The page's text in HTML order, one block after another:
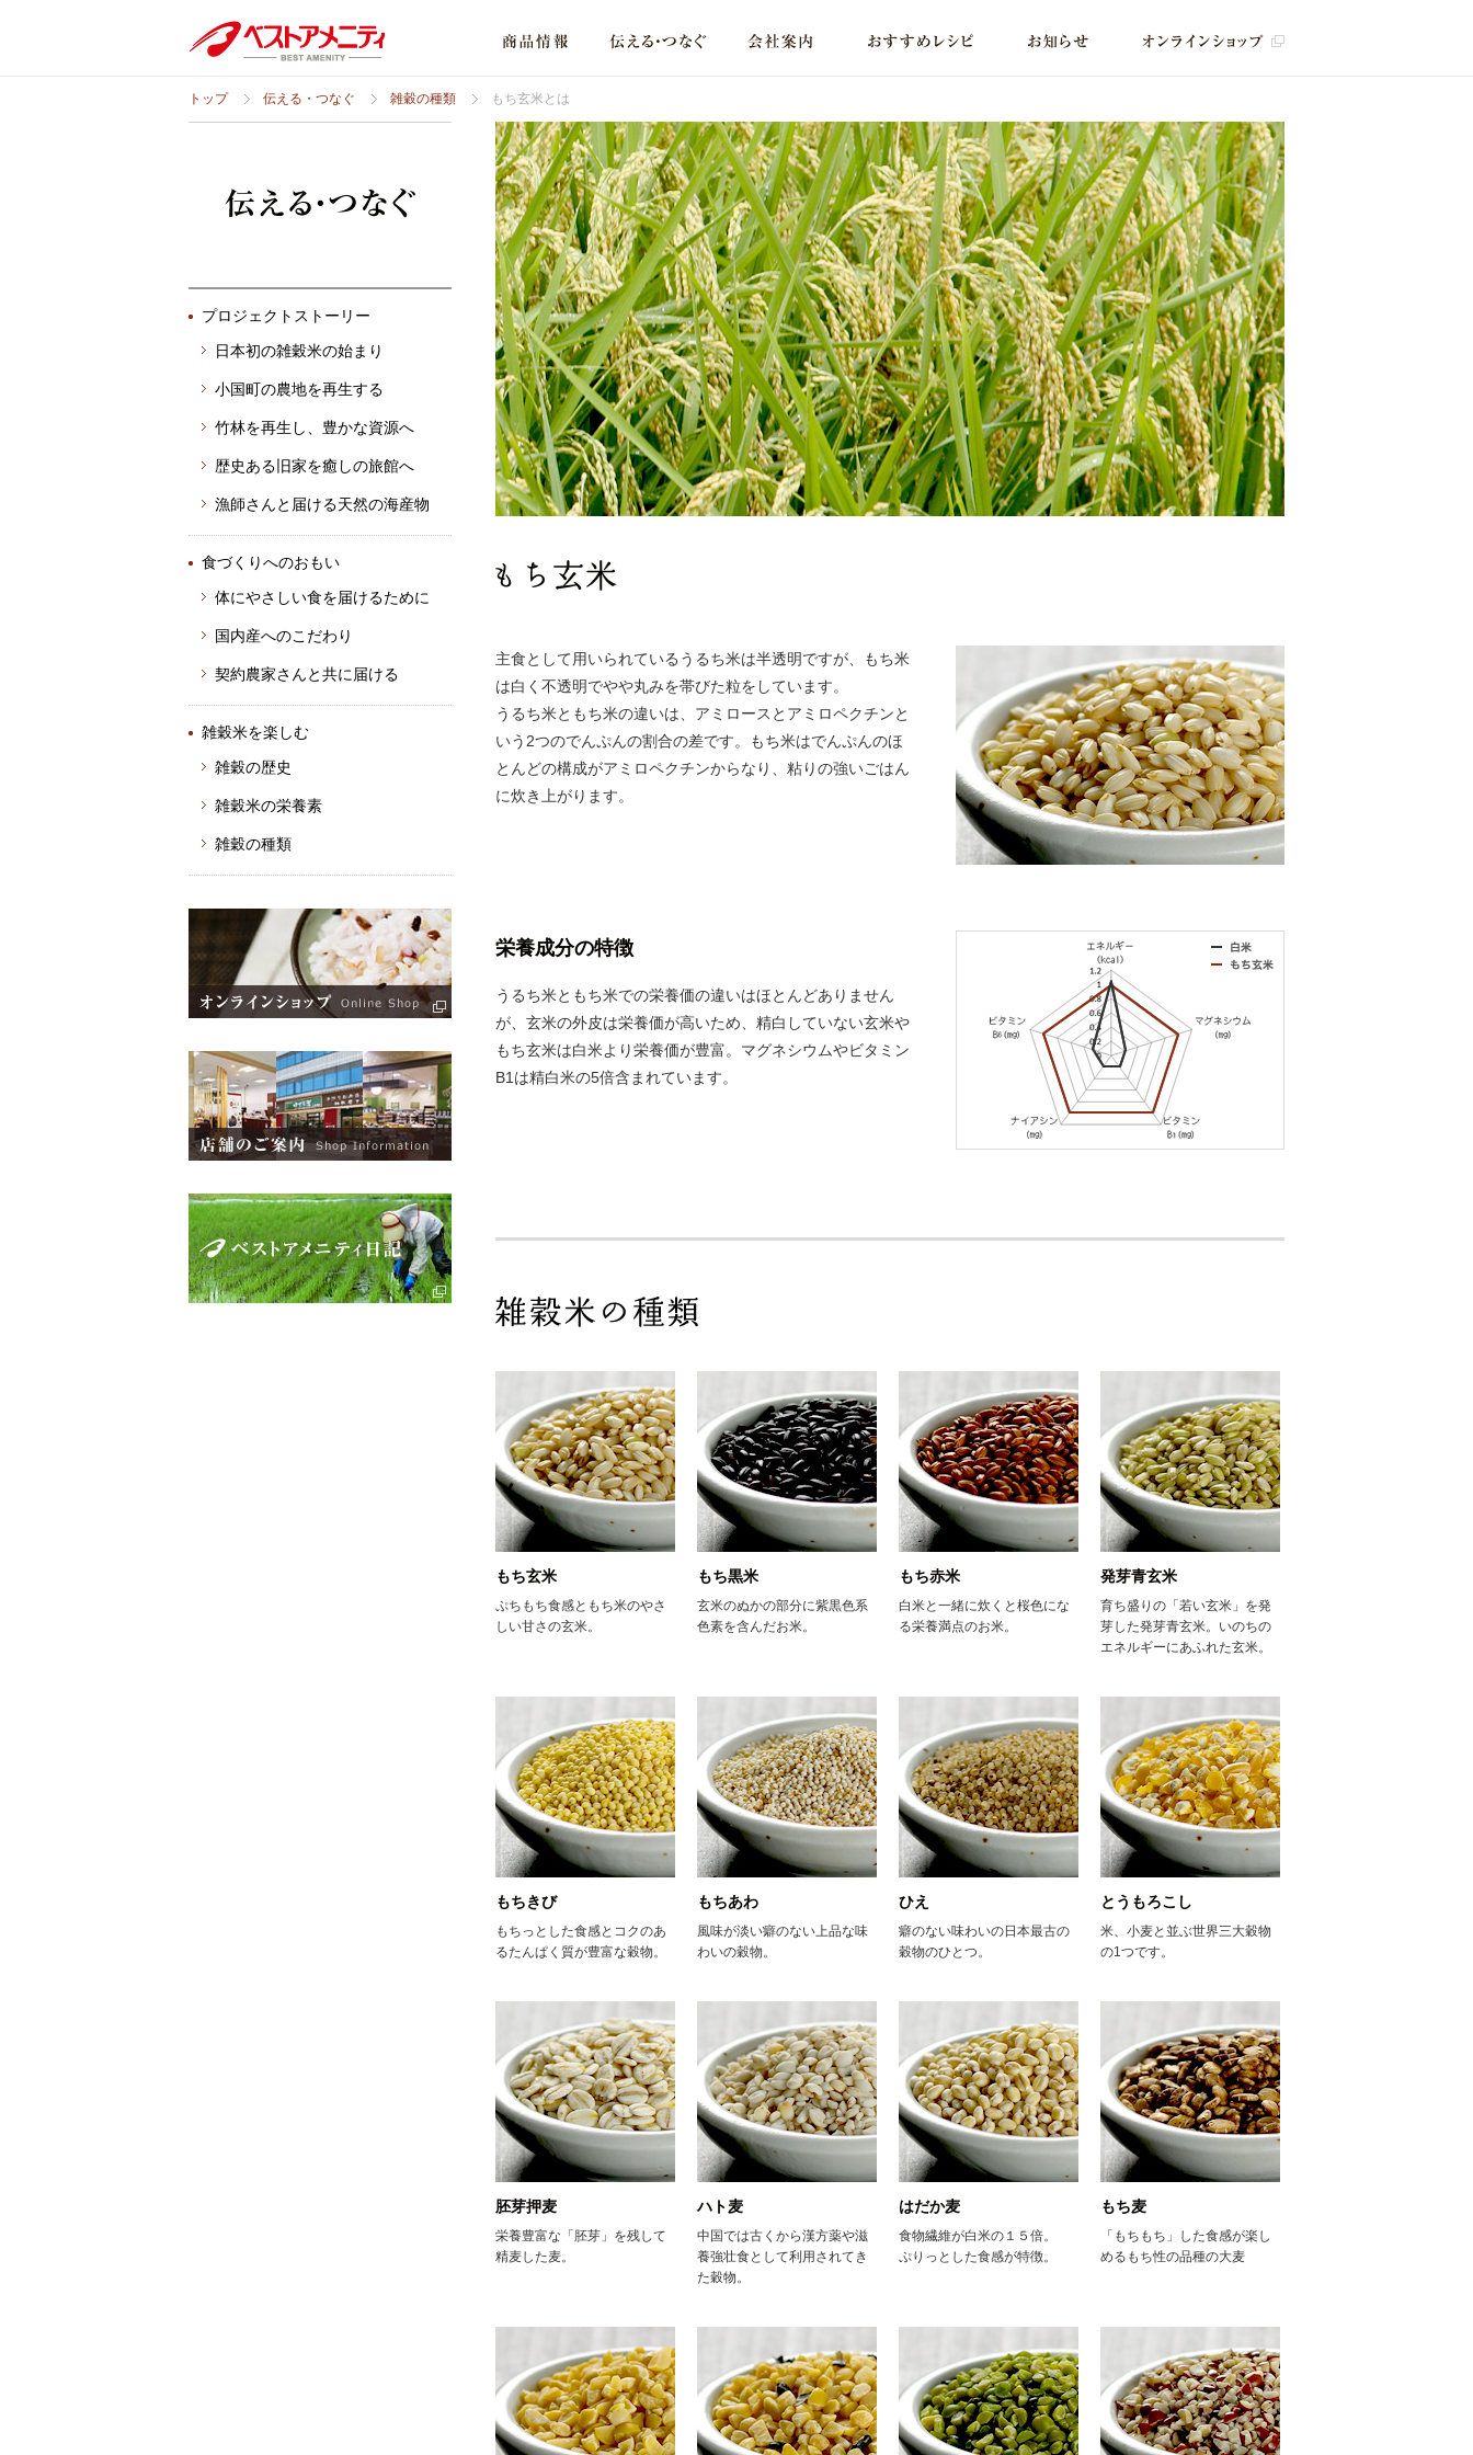
トップ 伝える・つなぐ 雑穀の種類 もち玄米とは
主食として用いられているうるち米は半透明ですが、もち米
は白く不透明でやや丸みを帯びた粒をしています。
うるち米ともち米の違いは、アミロースとアミロペクチンと
いう2つのでんぷんの割合の差です。もち米はでんぷんのほ
とんどの構成がアミロペクチンからなり、粘りの強いごはん
に炊き上がります。
栄養成分の特徴
うるち米ともち米での栄養価の違いはほとんどありません
が、玄米の外皮は栄養価が高いため、精白していない玄米や
もち玄米は白米より栄養価が豊富。マグネシウムやビタミン
B1は精白米の5倍含まれています。
もち玄米
ぷちもち食感ともち米のやさ
しい甘さの玄米。
もち黒米
玄米のぬかの部分に紫黒色系
色素を含んだお米。
もち赤米
白米と一緒に炊くと桜色にな
る栄養満点のお米。
発芽青玄米
育ち盛りの「若い玄米」を発
芽した発芽青玄米。いのちの
エネルギーにあふれた玄米。
もちきび
もちっとした食感とコクのあ
るたんぱく質が豊富な穀物。
もちあわ
風味が淡い癖のない上品な味
わいの穀物。
ひえ
癖のない味わいの日本最古の
穀物のひとつ。
とうもろこし
米、小麦と並ぶ世界三大穀物
の1つです。
胚芽押麦
栄養豊富な「胚芽」を残して
精麦した麦。
ハト麦
中国では古くから漢方薬や滋
養強壮食として利用されてき
た穀物。
はだか麦
食物繊維が白米の１５倍。
ぷりっとした食感が特徴。
もち麦
「もちもち」した食感が楽し
めるもち性の品種の大麦
プロジェクトストーリー
日本初の雑穀米の始まり
小国町の農地を再生する
竹林を再生し、豊かな資源へ
歴史ある旧家を癒しの旅館へ
漁師さんと届ける天然の海産物
食づくりへのおもい
体にやさしい食を届けるために
国内産へのこだわり
契約農家さんと共に届ける
雑穀米を楽しむ
雑穀の歴史
雑穀米の栄養素
雑穀の種類